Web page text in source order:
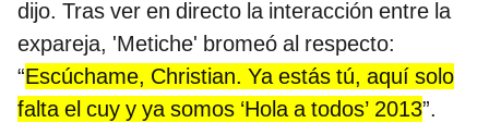
dijo. Tras ver en directo la interacción entre la
expareja, 'Metiche' bromeó al respecto:
“Escúchame, Christian. Ya estás tú, aquí solo
falta el cuy y ya somos ‘Hola a todos’ 2013”.